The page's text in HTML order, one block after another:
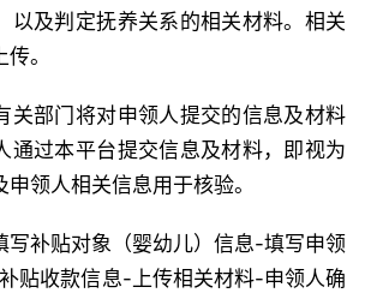
以及判定抚养关系的相关材料。相关
。
部门将对申领人提交的信息及材料
通过本平台提交信息及材料，即视为
领人相关信息用于核验。
补贴对象（婴幼儿）信息-填写申领
贴收款信息-上传相关材料-申领人确